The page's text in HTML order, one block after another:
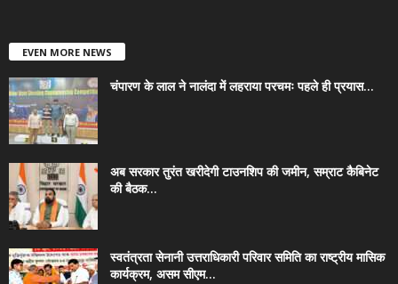
EVEN MORE NEWS
चंपारण के लाल ने नालंदा में लहराया परचमः पहले ही प्रयास...
अब सरकार तुरंत खरीदेगी टाउनशिप की जमीन, सम्राट कैबिनेट
की बैठक...
स्वतंत्रता सेनानी उत्तराधिकारी परिवार समिति का राष्ट्रीय मासिक
कार्यक्रम, असम सीएम...